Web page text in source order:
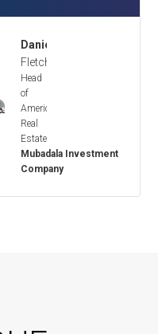
Daniel
Fletcher
Head
of
Americas,
Real
Estate
Mubadala Investment
Company